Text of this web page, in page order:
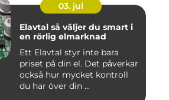
03. jul
Elavtal så väljer du smart i
en rörlig elmarknad
Ett Elavtal styr inte bara
priset på din el. Det påverkar
också hur mycket kontroll
du har över din ...